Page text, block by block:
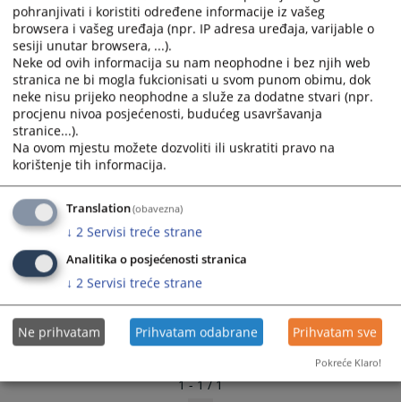
and
select
a
date.
Press
the
question
mark
key
to
get
the
keyboard
shortcuts
changing
dates.
and
select
a
date.
Press
the
mark
key
to
get
the
keyboard
for
changing
dates.
1 - 1 / 1
pohranjivati i koristiti određene informacije iz vašeg
browsera i vašeg uređaja (npr. IP adresa uređaja, varijable o
sesiji unutar browsera, ...).
Neke od ovih informacija su nam neophodne i bez njih web
stranica ne bi mogla fukcionisati u svom punom obimu, dok
neke nisu prijeko neophodne a služe za dodatne stvari (npr.
procjenu nivoa posjećenosti, budućeg usavršavanja
stranice...).
Na ovom mjestu možete dozvoliti ili uskratiti pravo na
korištenje tih informacija.
Translation(obavezna)
↓ 2 Servisi treće strane
Analitika o posjećenosti stranica
↓ 2 Servisi treće strane
Ne prihvatam Prihvatam odabrane Prihvatam sve
Pokreće Klaro!